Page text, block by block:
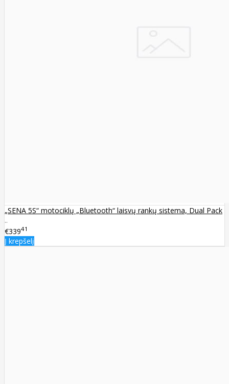
„SENA 5S“ motociklų „Bluetooth“ laisvų rankų sistema, Dual Pack
..
€33941
Į krepšelį